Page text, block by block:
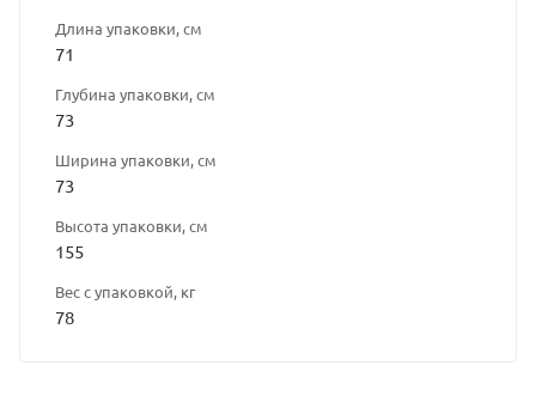
Длина упаковки, см
71
Глубина упаковки, см
73
Ширина упаковки, см
73
Высота упаковки, см
155
Вес с упаковкой, кг
78